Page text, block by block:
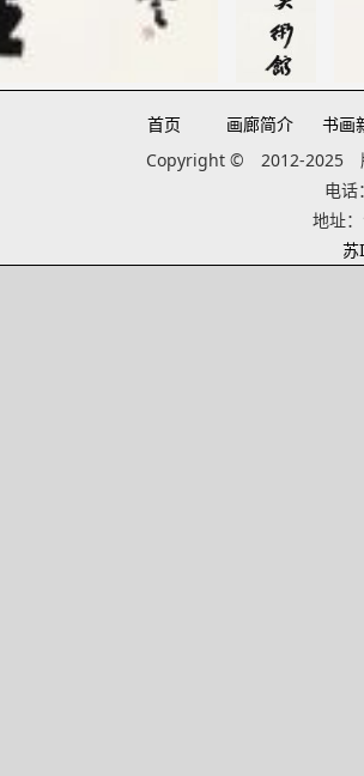
首页 画廊简介
书画
Copyright © 2012-2025
电话
地址
苏